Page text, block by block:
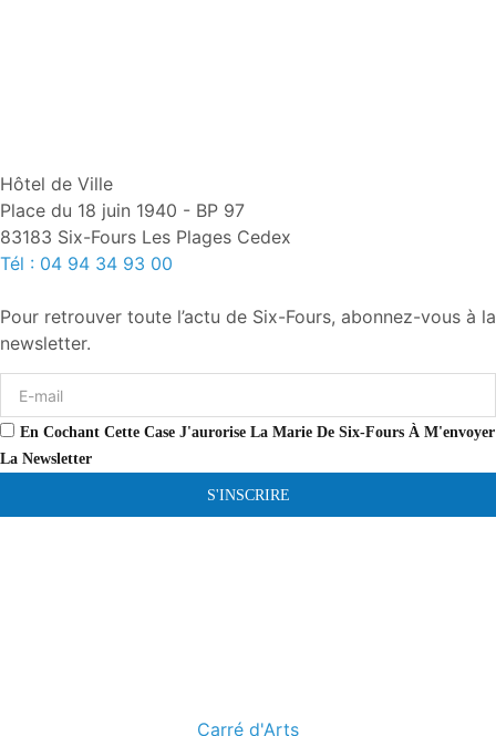
Hôtel de Ville
Place du 18 juin 1940 - BP 97
83183 Six-Fours Les Plages Cedex
Tél : 04 94 34 93 00
Pour retrouver toute l’actu de Six-Fours, abonnez-vous à la
newsletter.
En Cochant Cette Case J'aurorise La Marie De Six-Fours À M'envoyer
La Newsletter
S'INSCRIRE
Carré d'Arts